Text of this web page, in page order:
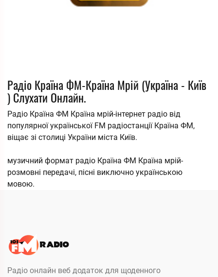
Радіо Країна ФМ-Країна Мрій (Україна - Київ
) Слухати Онлайн.
Радіо Країна ФМ Країна мрій-інтернет радіо від
популярної української FM радіостанції Країна ФМ,
віщає зі столиці України міста Київ.
музичний формат радіо Країна ФМ Країна мрій-
розмовні передачі, пісні виключно українською
мовою.
Радіо онлайн веб додаток для щоденного